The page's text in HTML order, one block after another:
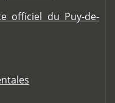
officiel du Puy-de-